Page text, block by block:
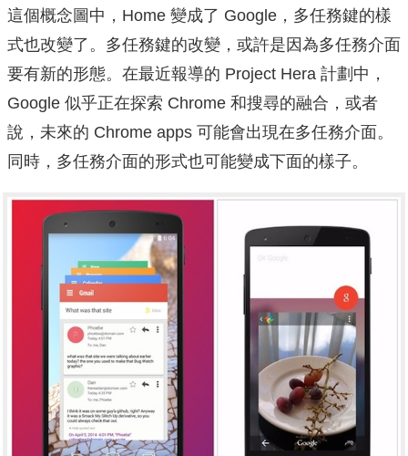
這個概念圖中，Home 變成了 Google，多任務鍵的樣
式也改變了。 多任務鍵的改變，或許是因為多任務介面
要有新的形態。 在最近報導的 Project Hera 計劃中，
Google 似乎正在探索 Chrome 和搜尋的融合，或者
說，未來的 Chrome apps 可能會出現在多任務介面。
同時，多任務介面的形式也可能變成下面的樣子。